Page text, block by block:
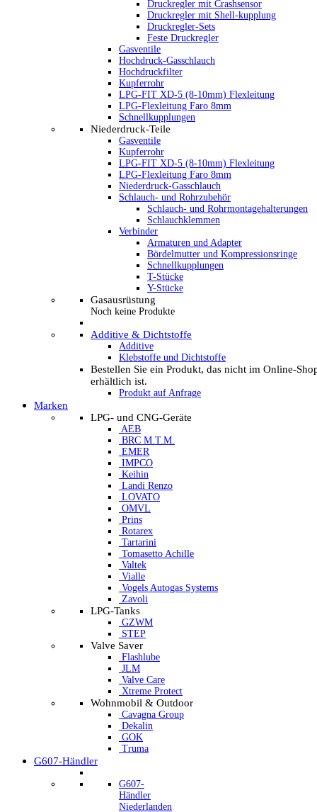
Druckregler mit Crashsensor
Druckregler mit Shell-kupplung
Druckregler-Sets
Feste Druckregler
Gasventile
Hochdruck-Gasschlauch
Hochdruckfilter
Kupferrohr
LPG-FIT XD-5 (8-10mm) Flexleitung
LPG-Flexleitung Faro 8mm
Schnellkupplungen
Niederdruck-Teile
Gasventile
Kupferrohr
LPG-FIT XD-5 (8-10mm) Flexleitung
LPG-Flexleitung Faro 8mm
Niederdruck-Gasschlauch
Schlauch- und Rohrzubehör
Schlauch- und Rohrmontagehalterungen
Schlauchklemmen
Verbinder
Armaturen und Adapter
Bördelmutter und Kompressionsringe
Schnellkupplungen
T-Stücke
Y-Stücke
Gasausrüstung
Noch keine Produkte
Additive & Dichtstoffe
Additive
Klebstoffe und Dichtstoffe
Bestellen Sie ein Produkt, das nicht im Online-
erhältlich ist.
Produkt auf Anfrage
Marken
LPG- und CNG-Geräte
AEB
BRC M.T.M.
EMER
IMPCO
Keihin
Landi Renzo
LOVATO
OMVL
Prins
Rotarex
Tartarini
Tomasetto Achille
Valtek
Vialle
Vogels Autogas Systems
Zavoli
LPG-Tanks
GZWM
STEP
Valve Saver
Flashlube
JLM
Valve Care
Xtreme Protect
Wohnmobil & Outdoor
Cavagna Group
Dekalin
GOK
Truma
G607-Händler
G607-
Händler
Niederlanden